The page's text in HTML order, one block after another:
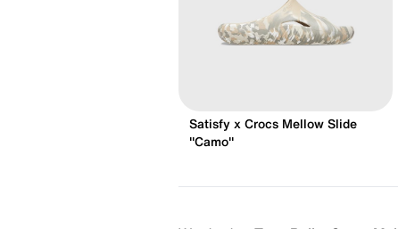
Satisfy x Crocs Mellow Slide
"Camo"